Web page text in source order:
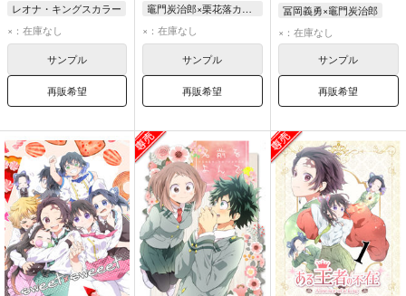
レオナ・キングスカラー
ラギー・ブッチ
×：在庫なし
サンプル
再販希望
竈門炭治郎×栗花落カナヲ
竈門炭治郎
栗花落カナヲ
×：在庫なし
サンプル
再販希望
冨岡義勇×竈門炭治郎
竈門炭治郎
×：在庫なし
サンプル
再販希望